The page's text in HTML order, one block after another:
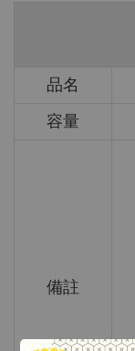
品名
容量
備註